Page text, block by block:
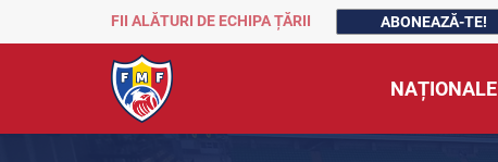
FII ALĂTURI DE ECHIPA ȚĂRII ABONEAZĂ-TE!
NAȚIONALE